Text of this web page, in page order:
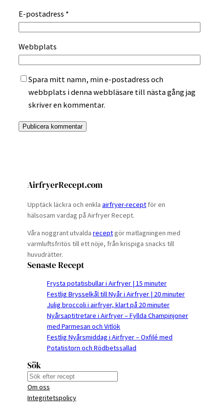
E-postadress *
Webbplats
Spara mitt namn, min e-postadress och
webbplats i denna webbläsare till nästa gång jag
skriver en kommentar.
AirfryerRecept.com
Upptäck läckra och enkla airfryer-recept för en
hälsosam vardag på Airfryer Recept.
Våra noggrant utvalda receptgör matlagningen med
varmluftsfritös till ett nöje, från krispiga snacks till
huvudrätter.
Senaste Recept
Frysta potatisbullar i Airfryer | 15 minuter
Festlig Brysselkål till Nyår i Airfryer | 20 minuter
Julig broccoli i airfryer, klart på 20 minuter
Nyårsaptitretare i Airfryer – Fyllda Champinjoner
med Parmesan och Vitlök
Festlig Nyårsmiddag i Airfryer – Oxfilé med
Potatistorn och Rödbetssallad
Sök
S
e
a
Om oss
Integritetspolicy